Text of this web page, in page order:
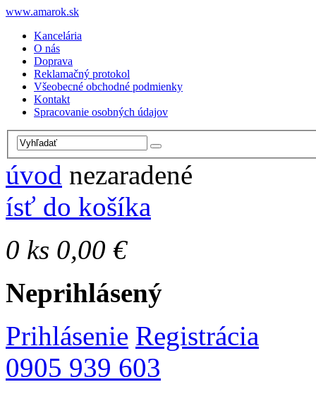
www.amarok.sk
Kancelária
O nás
Doprava
Reklamačný protokol
Všeobecné obchodné podmienky
Kontakt
Spracovanie osobných údajov
úvod nezaradené
ísť do košíka
0 ks 0,00 €
Neprihlásený
Prihlásenie Registrácia
0905 939 603